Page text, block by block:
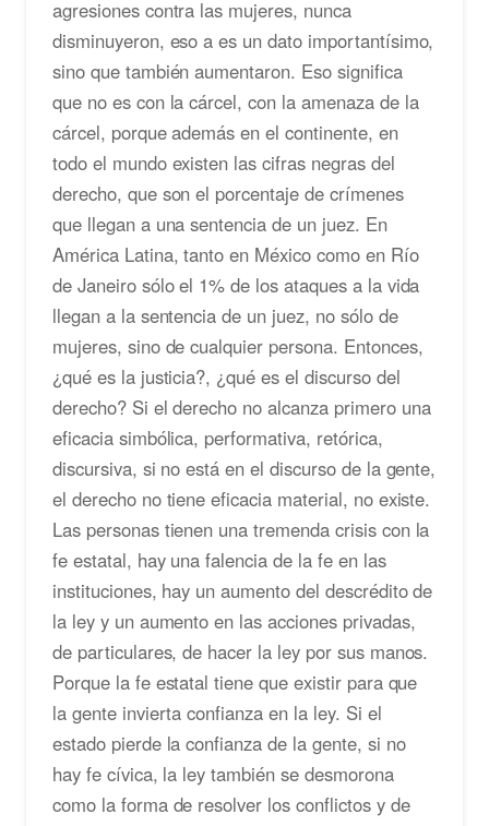
agresiones contra las mujeres, nunca
disminuyeron, eso a es un dato importantísimo,
sino que también aumentaron. Eso significa
que no es con la cárcel, con la amenaza de la
cárcel, porque además en el continente, en
todo el mundo existen las cifras negras del
derecho, que son el porcentaje de crímenes
que llegan a una sentencia de un juez. En
América Latina, tanto en México como en Río
de Janeiro sólo el 1% de los ataques a la vida
llegan a la sentencia de un juez, no sólo de
mujeres, sino de cualquier persona. Entonces,
¿qué es la justicia?, ¿qué es el discurso del
derecho? Si el derecho no alcanza primero una
eficacia simbólica, performativa, retórica,
discursiva, si no está en el discurso de la gente,
el derecho no tiene eficacia material, no existe.
Las personas tienen una tremenda crisis con la
fe estatal, hay una falencia de la fe en las
instituciones, hay un aumento del descrédito de
la ley y un aumento en las acciones privadas,
de particulares, de hacer la ley por sus manos.
Porque la fe estatal tiene que existir para que
la gente invierta confianza en la ley. Si el
estado pierde la confianza de la gente, si no
hay fe cívica, la ley también se desmorona
como la forma de resolver los conflictos y de